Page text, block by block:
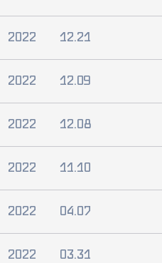
2022 12.21
2022 12.09
2022 12.08
2022 11.10
2022 04.07
2022 03.31